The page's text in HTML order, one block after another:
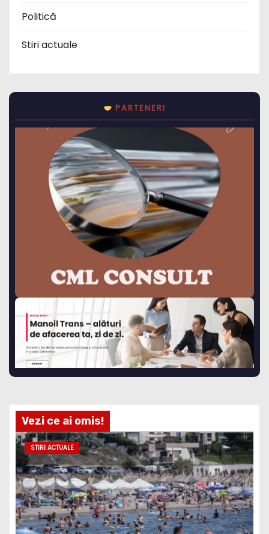
Politică
Stiri actuale
PARTENERI
Vezi ce ai omis!
STIRI ACTUALE